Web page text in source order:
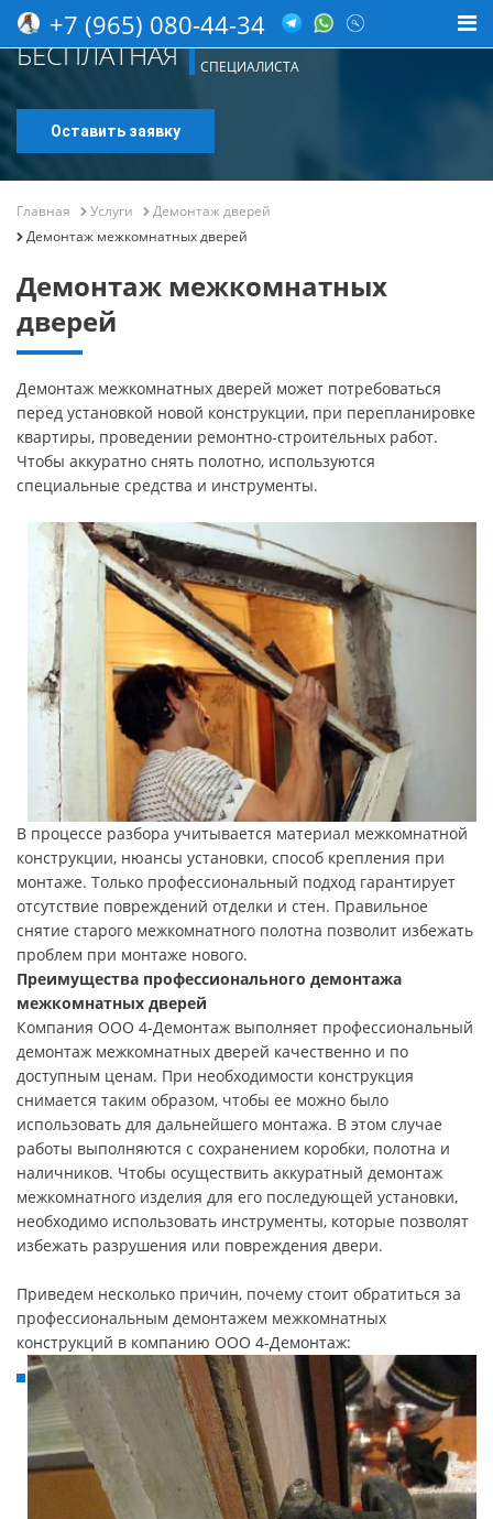
+7 (965) 080-44-34
БЕСПЛАТНАЯ
КОНСУЛЬТАЦИЯ
СПЕЦИАЛИСТА
Оставить заявку
Главная Услуги
Демонтаж дверей
Демонтаж межкомнатных дверей
Демонтаж межкомнатных
дверей
Демонтаж межкомнатных дверей может потребоваться
перед установкой новой конструкции, при перепланировке
квартиры, проведении ремонтно-строительных работ.
Чтобы аккуратно снять полотно, используются
специальные средства и инструменты.
В процессе разбора учитывается материал межкомнатной
конструкции, нюансы установки, способ крепления при
монтаже. Только профессиональный подход гарантирует
отсутствие повреждений отделки и стен. Правильное
снятие старого межкомнатного полотна позволит избежать
проблем при монтаже нового.
Преимущества профессионального демонтажа
межкомнатных дверей
Компания ООО 4-Демонтаж выполняет профессиональный
демонтаж межкомнатных дверей качественно и по
доступным ценам. При необходимости конструкция
снимается таким образом, чтобы ее можно было
использовать для дальнейшего монтажа. В этом случае
работы выполняются с сохранением коробки, полотна и
наличников. Чтобы осуществить аккуратный демонтаж
межкомнатного изделия для его последующей установки,
необходимо использовать инструменты, которые позволят
избежать разрушения или повреждения двери.
Приведем несколько причин, почему стоит обратиться за
профессиональным демонтажем межкомнатных
конструкций в компанию ООО 4-Демонтаж: